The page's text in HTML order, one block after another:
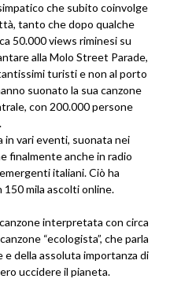
che subito coinvolge
tanto che dopo qualche
50.000 views riminesi su
alla Molo Street Parade,
turisti e non al porto
suonato la sua canzone
con 200.000 persone
in vari eventi, suonata nei
finalmente anche in radio
italiani. Ciò ha
150 mila ascolti online.
interpretata con circa
“ecologista”, che parla
e della assoluta importanza di
uccidere il pianeta.